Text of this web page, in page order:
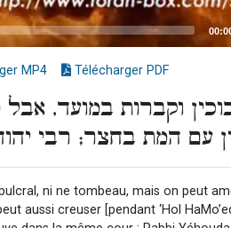
MP4 Télécharger PDF
וקברות במועד,
עם המת בחצר; רבי
ni ne tombeau, mais on peut
aussi creuser [pendant ‘Hol